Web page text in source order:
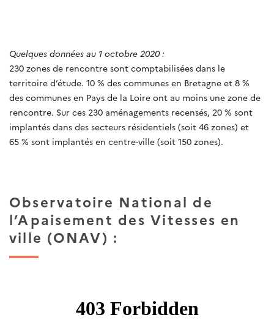
Quelques données au 1 octobre 2020 :
230 zones de rencontre sont comptabilisées dans le
territoire d’étude. 10 % des communes en Bretagne et 8 %
des communes en Pays de la Loire ont au moins une zone de
rencontre. Sur ces 230 aménagements recensés, 20 % sont
implantés dans des secteurs résidentiels (soit 46 zones) et
65 % sont implantés en centre-ville (soit 150 zones).
Observatoire National de
l’Apaisement des Vitesses en
ville (ONAV) :